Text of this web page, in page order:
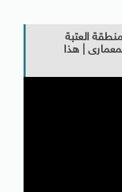
العتبة
المعمارى | هذا